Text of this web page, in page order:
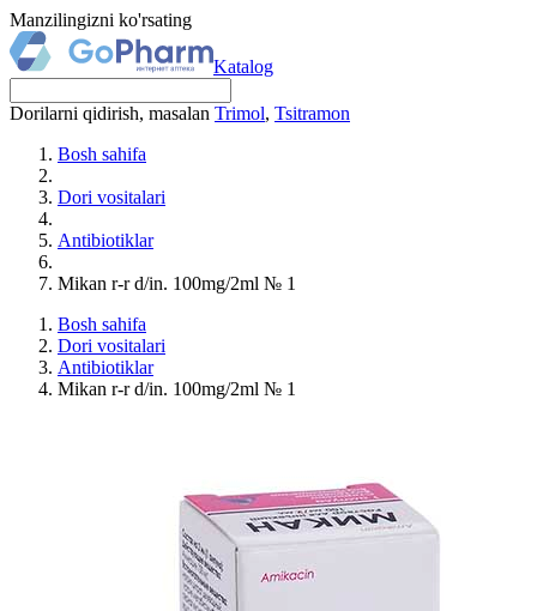
Manzilingizni ko'rsating
Katalog
Dorilarni qidirish, masalan Trimol, Tsitramon
Bosh sahifa
Dori vositalari
Antibiotiklar
Mikan r-r d/in. 100mg/2ml № 1
Bosh sahifa
Dori vositalari
Antibiotiklar
Mikan r-r d/in. 100mg/2ml № 1